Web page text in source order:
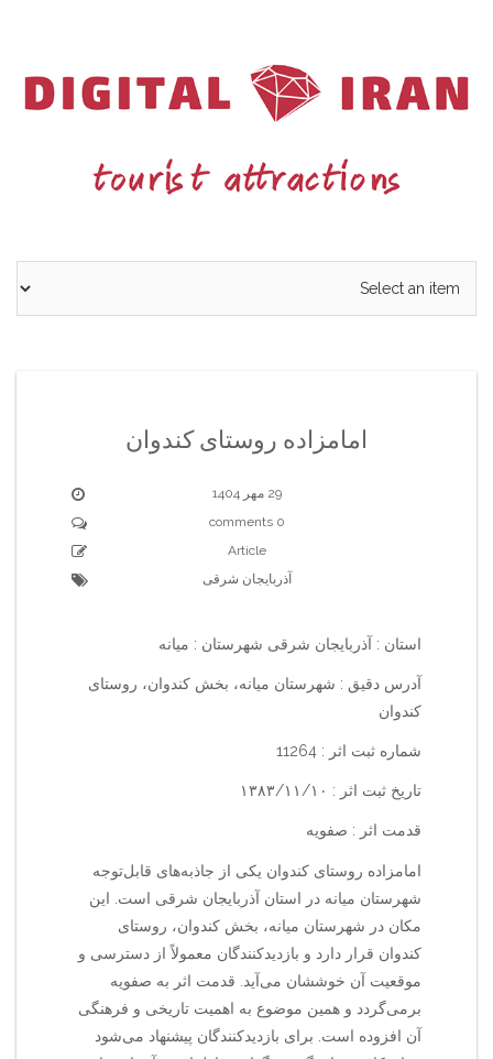
امامزاده روستای کندوان
29 مهر 1404
0 comments
Article
آذربایجان شرقی
استان : آذربایجان شرقی شهرستان : میانه
آدرس دقیق : شهرستان میانه، بخش کندوان، روستای
کندوان
شماره ثبت اثر : 11264
تاریخ ثبت اثر : ۱۳۸۳/۱۱/۱۰
قدمت اثر : صفویه
امامزاده روستای کندوان یکی از جاذبه‌های قابل‌توجه
شهرستان میانه در استان آذربایجان شرقی است. این
مکان در شهرستان میانه، بخش کندوان، روستای
کندوان قرار دارد و بازدیدکنندگان معمولاً از دسترسی و
موقعیت آن خوششان می‌آید. قدمت اثر به صفویه
برمی‌گردد و همین موضوع به اهمیت تاریخی و فرهنگی
آن افزوده است. برای بازدیدکنندگان پیشنهاد می‌شود